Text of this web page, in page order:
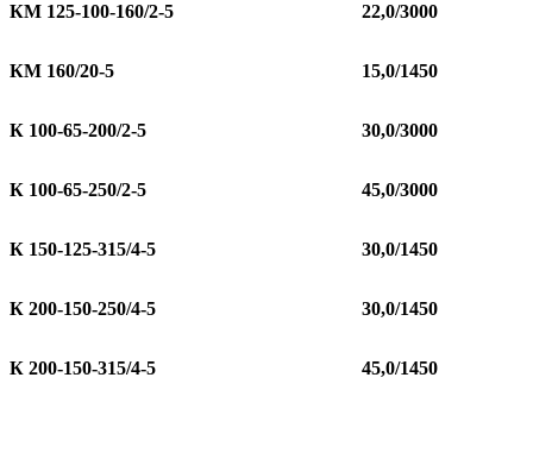
КМ 125-100-160/2-5 22,0/3000
КМ 160/20-5 15,0/1450
К 100-65-200/2-5 30,0/3000
К 100-65-250/2-5 45,0/3000
К 150-125-315/4-5 30,0/1450
К 200-150-250/4-5 30,0/1450
К 200-150-315/4-5 45,0/1450